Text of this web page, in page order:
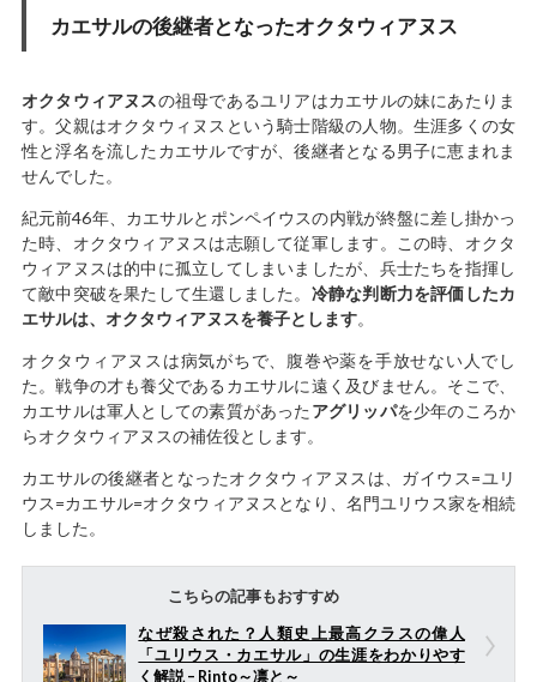
カエサルの後継者となったオクタウィアヌス
オクタウィアヌスの祖母であるユリアはカエサルの妹にあたりま
す。父親はオクタウィヌスという騎士階級の人物。生涯多くの女
性と浮名を流したカエサルですが、後継者となる男子に恵まれま
せんでした。
紀元前46年、カエサルとポンペイウスの内戦が終盤に差し掛かっ
た時、オクタウィアヌスは志願して従軍します。この時、オクタ
ウィアヌスは的中に孤立してしまいましたが、兵士たちを指揮し
て敵中突破を果たして生還しました。 冷静な判断力を評価したカ
エサルは、オクタウィアヌスを養子とします。
オクタウィアヌスは病気がちで、腹巻や薬を手放せない人でし
た。戦争の才も養父であるカエサルに遠く及びません。そこで、
カエサルは軍人としての素質があった アグリッパを少年のころか
らオクタウィアヌスの補佐役とします。
カエサルの後継者となったオクタウィアヌスは、ガイウス=ユリ
ウス=カエサル=オクタウィアヌスとなり、名門ユリウス家を相続
しました。
こちらの記事もおすすめ
なぜ殺された？人類史上最高クラスの偉人
「ユリウス・カエサル」の生涯をわかりやす
く解説 – Rinto～凛と～